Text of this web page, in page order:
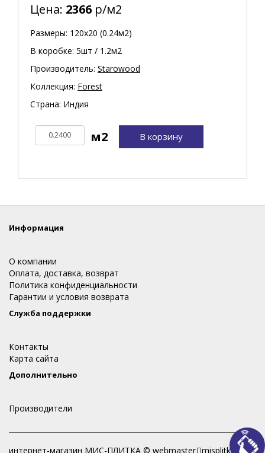
Цена: 2366 р/м2
Размеры: 120х20 (0.24м2)
В коробке: 5шт / 1.2м2
Производитель: Starowood
Коллекция: Forest
Страна: Индия
В корзину
Информация
О компании
Оплата, доставка, возврат
Политика конфиденциальности
Гарантии и условия возврата
Служба поддержки
Контакты
Карта сайта
Дополнительно
Производители
интернет-магазин МИС-ПЛИТКА © webmaster misplitka.ru